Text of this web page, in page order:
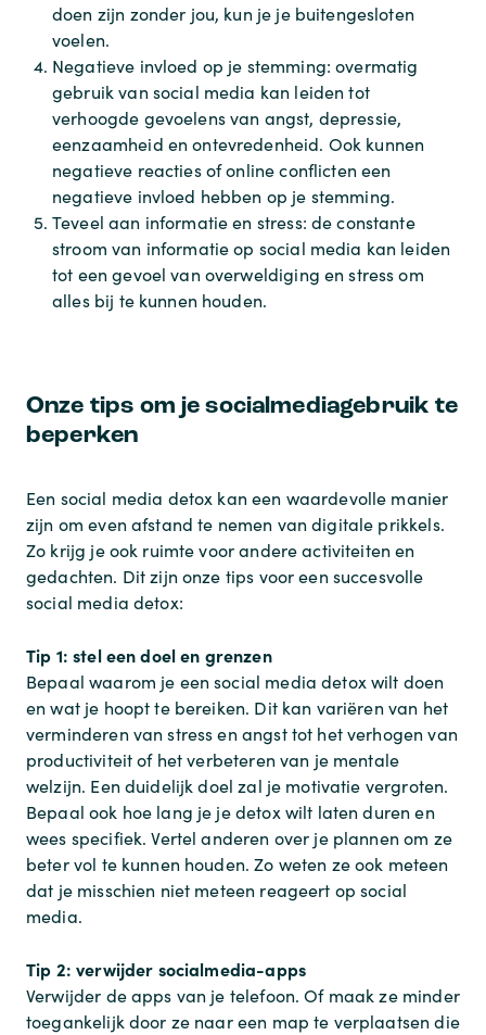
doen zijn zonder jou, kun je je buitengesloten
voelen.
Negatieve invloed op je stemming: overmatig
gebruik van social media kan leiden tot
verhoogde gevoelens van angst, depressie,
eenzaamheid en ontevredenheid. Ook kunnen
negatieve reacties of online conflicten een
negatieve invloed hebben op je stemming.
Teveel aan informatie en stress: de constante
stroom van informatie op social media kan leiden
tot een gevoel van overweldiging en stress om
alles bij te kunnen houden.
Onze tips om je socialmediagebruik te
beperken
Een social media detox kan een waardevolle manier
zijn om even afstand te nemen van digitale prikkels.
Zo krijg je ook ruimte voor andere activiteiten en
gedachten. Dit zijn onze tips voor een succesvolle
social media detox:
Tip 1: stel een doel en grenzen
Bepaal waarom je een social media detox wilt doen
en wat je hoopt te bereiken. Dit kan variëren van het
verminderen van stress en angst tot het verhogen van
productiviteit of het verbeteren van je mentale
welzijn. Een duidelijk doel zal je motivatie vergroten.
Bepaal ook hoe lang je je detox wilt laten duren en
wees specifiek. Vertel anderen over je plannen om ze
beter vol te kunnen houden. Zo weten ze ook meteen
dat je misschien niet meteen reageert op social
media.
Tip 2: verwijder socialmedia-apps
Verwijder de apps van je telefoon. Of maak ze minder
toegankelijk door ze naar een map te verplaatsen die